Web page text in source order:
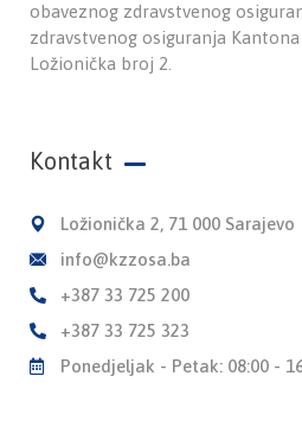
obaveznog zdravstvenog
zdravstvenog osiguranja
Ložionička broj 2.
Kontakt
Ložionička 2, 71 000 Sarajevo
info@kzzosa.ba
+387 33 725 200
+387 33 725 323
Ponedjeljak - Petak: 08:00 -